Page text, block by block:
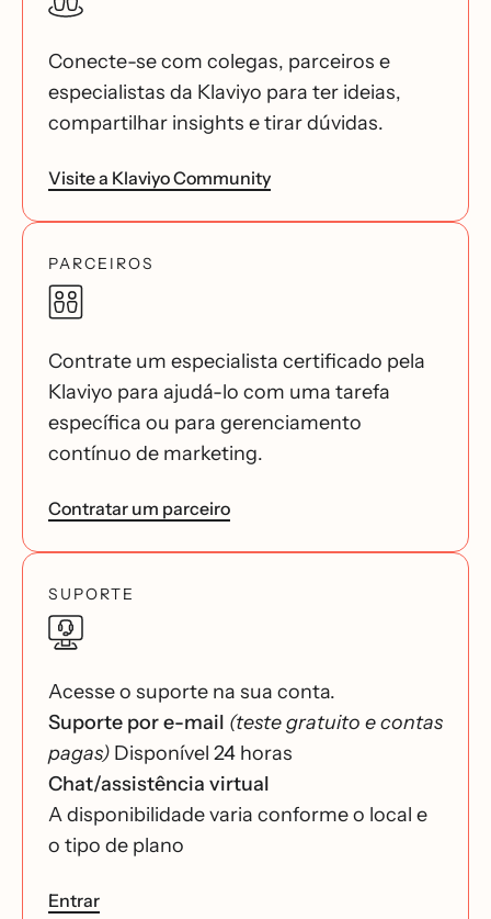
Conecte-se com colegas, parceiros e
especialistas da Klaviyo para ter ideias,
compartilhar insights e tirar dúvidas.
Visite a Klaviyo Community
PARCEIROS
Contrate um especialista certificado pela
Klaviyo para ajudá-lo com uma tarefa
específica ou para gerenciamento
contínuo de marketing.
Contratar um parceiro
SUPORTE
Acesse o suporte na sua conta.
Suporte por e-mail (teste gratuito e contas
pagas) Disponível 24 horas
Chat/assistência virtual
A disponibilidade varia conforme o local e
o tipo de plano
Entrar